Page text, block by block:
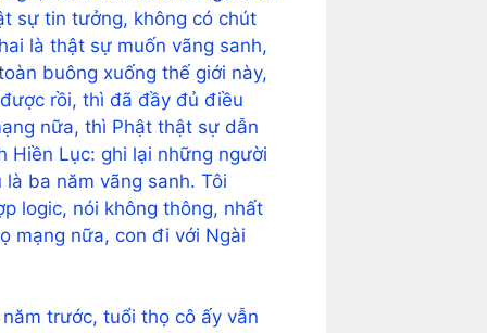
sự tin tưởng, không có chút
là thật sự muốn vãng sanh,
buông xuống thế giới này,
rồi, thì đã đầy đủ điều
nữa, thì Phật thật sự dẫn
Hiền Lục: ghi lại những người
ba năm vãng sanh. Tôi
logic, nói không thông, nhất
mạng nữa, con đi với Ngài
trước, tuổi thọ cô ấy vẫn